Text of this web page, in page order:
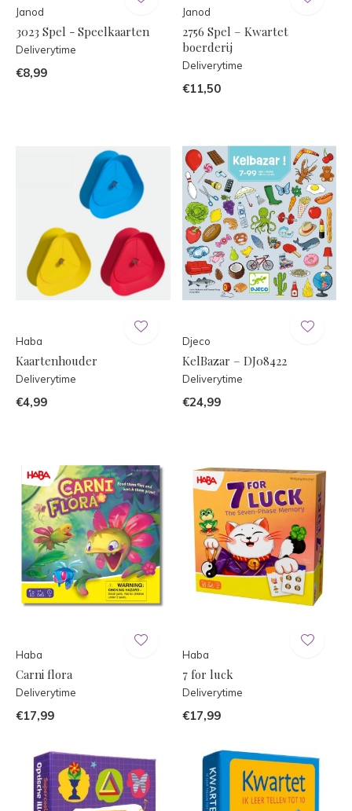
Janod
3023 Spel - Speelkaarten
Deliverytime
€8,99
Janod
2756 Spel – Kwartet
boerderij
Deliverytime
€11,50
Haba
Kaartenhouder
Deliverytime
€4,99
Djeco
KelBazar – DJ08422
Deliverytime
€24,99
Haba
Carni flora
Deliverytime
€17,99
Haba
7 for luck
Deliverytime
€17,99